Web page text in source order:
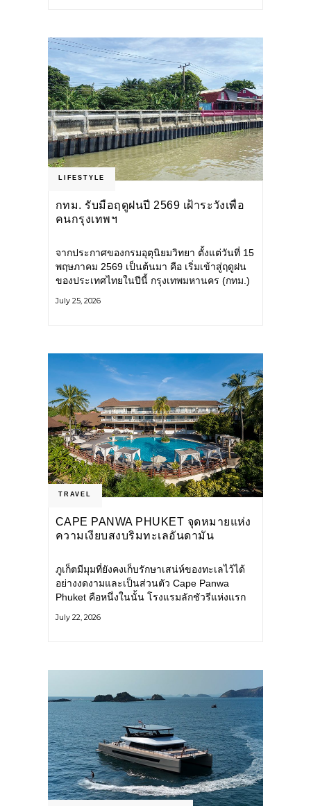
LIFESTYLE
กทม. รับมือฤดูฝนปี 2569 เฝ้าระวังเพื่อ
คนกรุงเทพฯ
จากประกาศของกรมอุตุนิยมวิทยา ตั้งแต่วันที่ 15
พฤษภาคม 2569 เป็นต้นมา คือ เริ่มเข้าสู่ฤดูฝน
ของประเทศไทยในปีนี้ กรุงเทพมหานคร (กทม.)
โครงสร้างพื้นฐาน
July 25, 2026
TRAVEL
CAPE PANWA PHUKET จุดหมายแห่ง
ความเงียบสงบริมทะเลอันดามัน
ภูเก็ตมีมุมที่ยังคงเก็บรักษาเสน่ห์ของทะเลไว้ได้
อย่างงดงามและเป็นส่วนตัว Cape Panwa
Phuket คือหนึ่งในนั้น โรงแรมลักชัวรีแห่งแรก
แหลมพันวา ทางตะวันออกเฉียงใต้ของเกาะ
July 22, 2026